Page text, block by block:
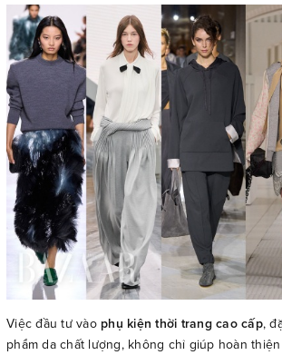
Việc đầu tư vào phụ kiện thời trang cao cấp,
phẩm da chất lượng, không chỉ giúp hoàn